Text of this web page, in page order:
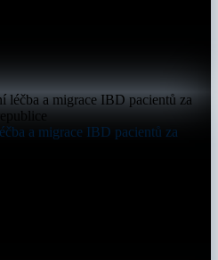
a migrace IBD pacientů za